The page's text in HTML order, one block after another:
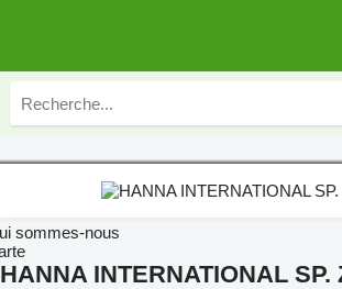
sommes-nous
HANNA INTERNATIONAL SP.